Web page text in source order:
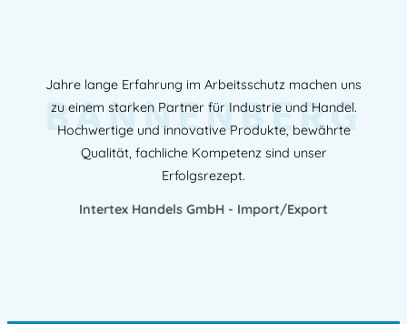
Jahre lange Erfahrung im Arbeitsschutz machen uns
zu einem starken Partner für Industrie und Handel.
Hochwertige und innovative Produkte, bewährte
Qualität, fachliche Kompetenz sind unser
Erfolgsrezept.
Intertex Handels GmbH - Import/Export
BANNENBERG